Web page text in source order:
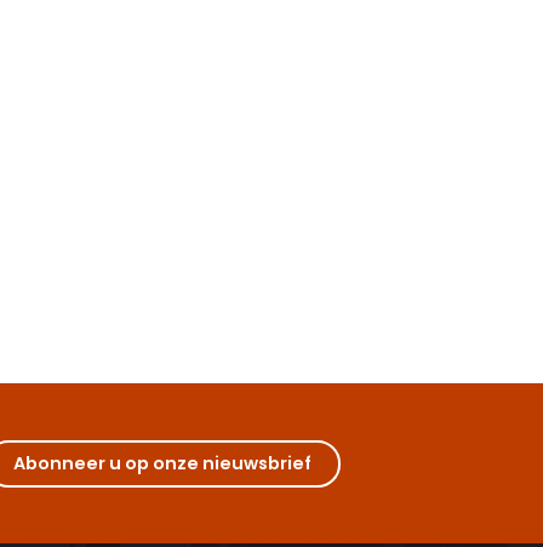
emblematische monumenten zoals het Hôtel-Dieu -
Abonneer u op onze nieuwsbrief